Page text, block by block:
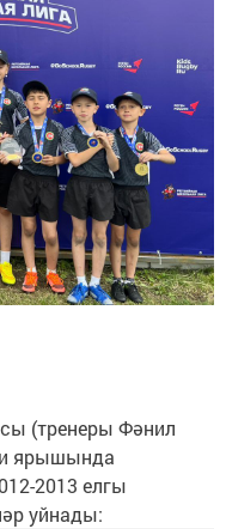
(тренеры Фәнил
ярышында
2013 елгы
уйнады: